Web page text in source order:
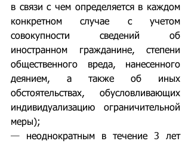
в связи с чем определяется в каждом
конкретном случае с учетом
совокупности сведений об
иностранном гражданине, степени
общественного вреда, нанесенного
деянием, а также об иных
обстоятельствах, обусловливающих
индивидуализацию ограничительной
меры);
— неоднократным в течение 3 лет